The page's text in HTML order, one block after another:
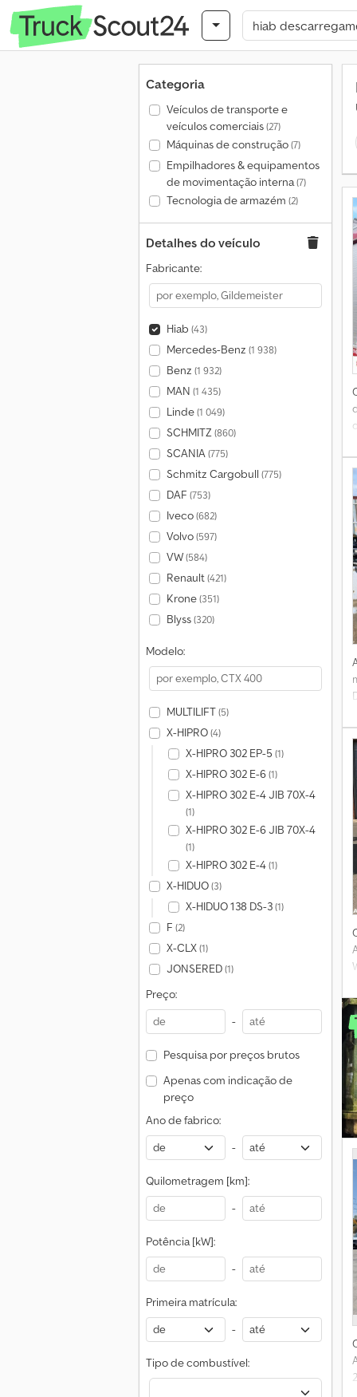
Categoria
Veículos de transporte e
veículos comerciais(27)
Máquinas de construção(7)
Empilhadores & equipamentos
de movimentação interna(7)
Tecnologia de armazém (2)
Detalhes do veículo
Fabricante:
Hiab (43)
Mercedes-Benz (1 938)
Benz (1 932)
MAN (1 435)
Linde(1 049)
SCHMITZ(860)
SCANIA(775)
Schmitz Cargobull (775)
DAF (753)
Iveco(682)
Volvo(597)
VW(584)
Renault(421)
Krone(351)
Blyss(320)
Modelo:
MULTILIFT(5)
X-HIPRO(4)
X-HIPRO 302 EP-5 (1)
X-HIPRO 302 E-6(1)
X-HIPRO 302 E-4 JIB 70X-4
(1)
X-HIPRO 302 E-6 JIB 70X-4
(1)
X-HIPRO 302 E-4(1)
X-HIDUO(3)
X-HIDUO 138 DS-3(1)
F (2)
X-CLX(1)
JONSERED(1)
Preço:
-
Pesquisa por preços brutos
Apenas com indicação de
preço
Ano de fabrico:
-
Quilometragem [km]:
-
Potência [kW]:
-
Primeira matrícula:
-
Tipo de combustível: